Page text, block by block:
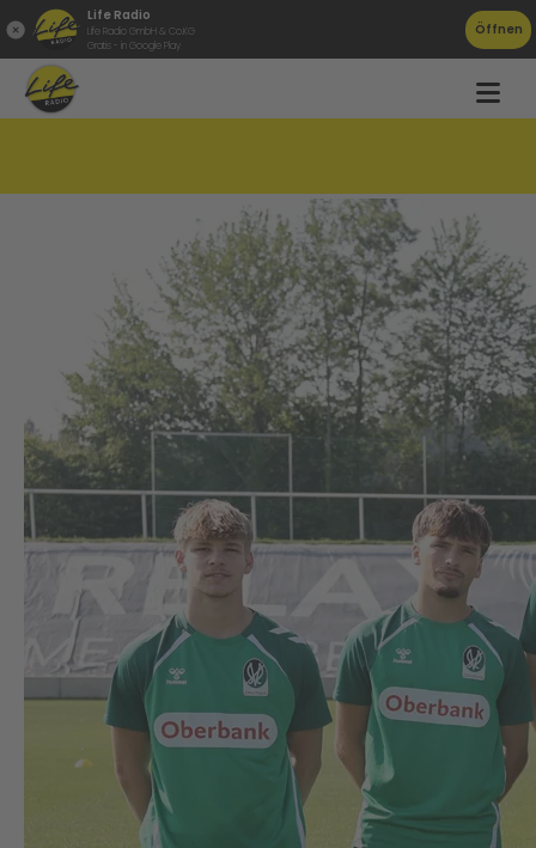
Life Radio
Life Radio GmbH & Co.KG
Gratis - in Google Play
Öffnen